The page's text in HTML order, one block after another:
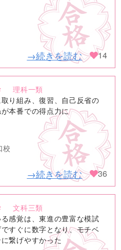
→続きを読む 14
理科一類
り組み、復習、自己反省の
本番での得点力に
校
→続きを読む 36
文科三類
感覚は、東進の豊富な模試
すぐに数字となり、モチベ
繋げやすかった